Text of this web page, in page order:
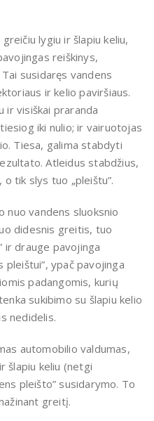
lygiu ir šlapiu keliu,
reiškinys,
susidaręs vandens
ir kelio paviršiaus.
ir visiškai praranda
iki nulio; ir vairuotojas
Tiesa, galima stabdyti
Atleidus stabdžius,
tik slys tuo „pleištu”.
nuo vandens sluoksnio
didesnis greitis, tuo
ir drauge pavojinga
pleištui”, ypač pavojinga
padangomis, kurių
sukibimo su šlapiu kelio
nedidelis.
automobilio valdumas,
šlapiu keliu (netgi
pleišto” susidarymo. To
greitį.